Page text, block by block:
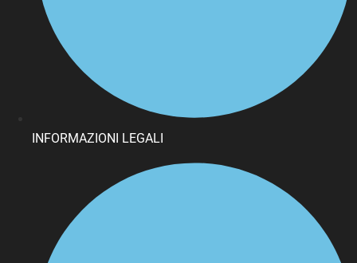
INFORMAZIONI LEGALI